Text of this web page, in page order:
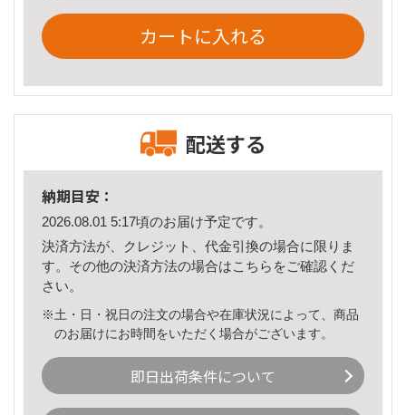
カートに入れる
配送する
納期目安：
2026.08.01 5:17頃のお届け予定です。
決済方法が、クレジット、代金引換の場合に限りま
す。その他の決済方法の場合はこちら をご確認くだ
さい。
※土・日・祝日の注文の場合や在庫状況によって、商品
のお届けにお時間をいただく場合がございます。
即日出荷条件について